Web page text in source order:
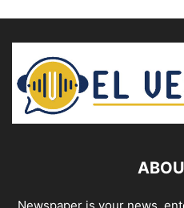
Newspaper is your news,